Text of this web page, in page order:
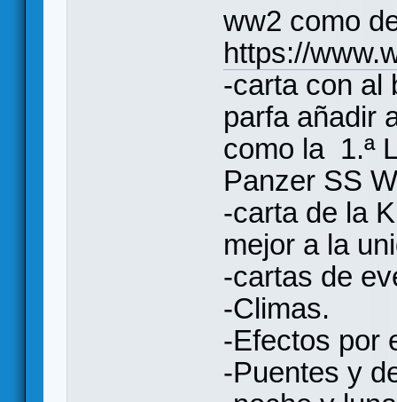
ww2 como
https://
-carta con al
parfa añadir
como la 1.ª
Panzer SS
-carta de la
mejor a la
-cartas de
-Climas.
-Efectos por
-Puentes y